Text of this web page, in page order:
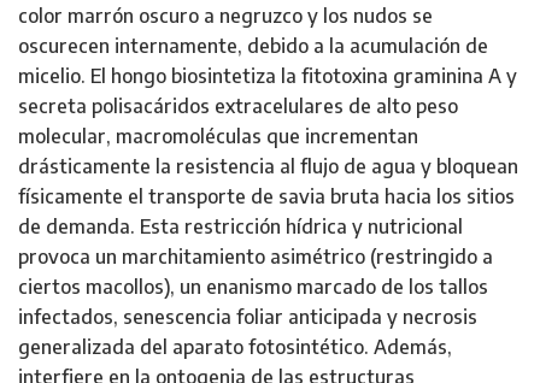
color marrón oscuro a negruzco y los nudos se
oscurecen internamente, debido a la acumulación de
micelio. El hongo biosintetiza la fitotoxina graminina A y
secreta polisacáridos extracelulares de alto peso
molecular, macromoléculas que incrementan
drásticamente la resistencia al flujo de agua y bloquean
físicamente el transporte de savia bruta hacia los sitios
de demanda. Esta restricción hídrica y nutricional
provoca un marchitamiento asimétrico (restringido a
ciertos macollos), un enanismo marcado de los tallos
infectados, senescencia foliar anticipada y necrosis
generalizada del aparato fotosintético. Además,
interfiere en la ontogenia de las estructuras